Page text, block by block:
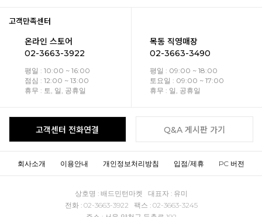
고객만족센터
온라인 스토어
02-3663-3922
평일 : 10:00 ~ 16:00
점심 : 12:00 ~ 13:00
휴무 : 토, 일, 공휴일
목동 직영매장
02-3663-3490
평일 : 09:00 ~ 18:00
토요일 : 09:00 ~ 17:00
휴무 : 일, 공휴일
고객센터 전화연결 Q&A 게시판 가기
회사소개 이용안내 개인정보처리방침 입점/제휴 PC 버전
상호명 : 배드민턴마켓 대표자 : 유미
전화 : 02-3663-3922 팩스 : 02-3663-3245